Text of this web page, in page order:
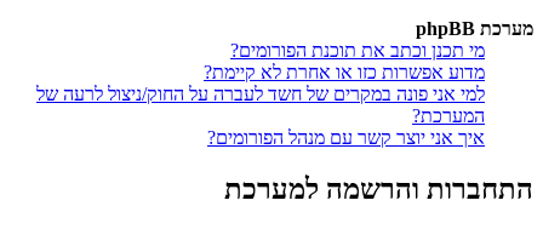
מערכת phpBB
מי תכנן וכתב את תוכנת הפורומים?
מדוע אפשרות כזו או אחרת לא קיימת?
למי אני פונה במקרים של חשד לעברה על החוק/ניצול לרעה של
המערכת?
איך אני יוצר קשר עם מנהל הפורומים?
התחברות והרשמה למערכת